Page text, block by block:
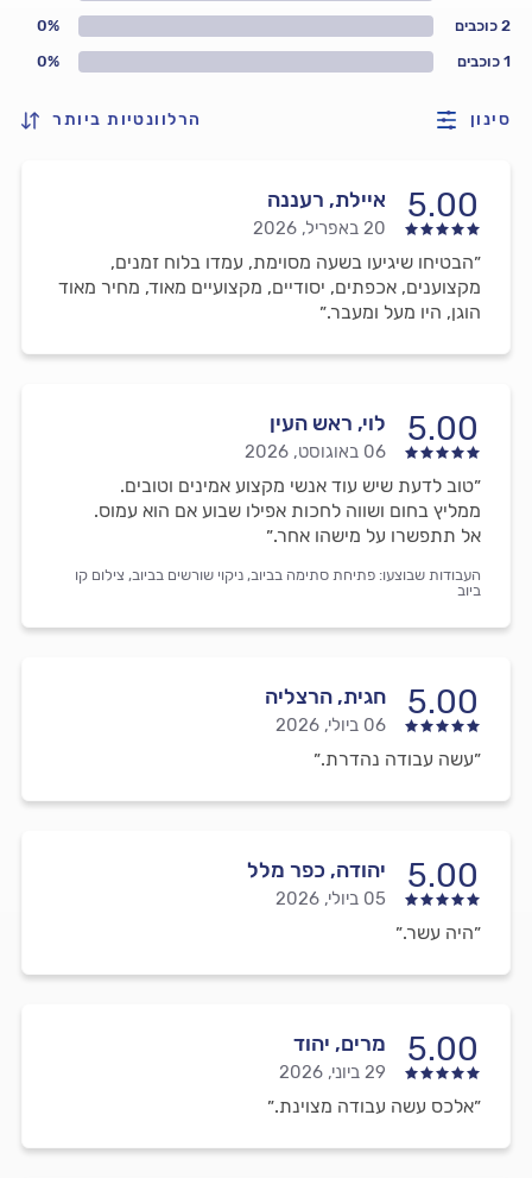
1 כוכבים 0%
2 כוכבים 0%
סינון הרלוונטיות ביותר
5.00 איילת, רעננה
20 באפריל, 2026
״הבטיחו שיגיעו בשעה מסוימת, עמדו בלוח זמנים,
מקצוענים, אכפתים, יסודיים, מקצועיים מאוד, מחיר מאוד
הוגן, היו מעל ומעבר.״
5.00 לוי, ראש העין
06 באוגוסט, 2026
״טוב לדעת שיש עוד אנשי מקצוע אמינים וטובים.
ממליץ בחום ושווה לחכות אפילו שבוע אם הוא עמוס.
אל תתפשרו על מישהו אחר.״
העבודות שבוצעו: פתיחת סתימה בביוב, ניקוי שורשים בביוב, צילום קו
ביוב
5.00 חגית, הרצליה
06 ביולי, 2026
״עשה עבודה נהדרת.״
5.00 יהודה, כפר מלל
05 ביולי, 2026
״היה עשר.״
5.00 מרים, יהוד
29 ביוני, 2026
״אלכס עשה עבודה מצוינת.״